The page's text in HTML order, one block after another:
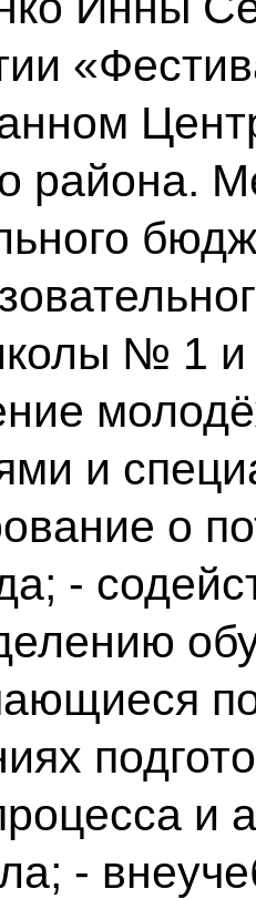
района.
№ 1 и
и
о
-
и
-